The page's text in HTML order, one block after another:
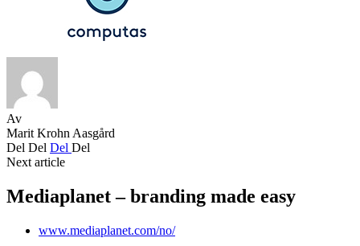
Av
Marit Krohn Aasgård
Del Del Del Del
Next article
Mediaplanet – branding made easy
www.mediaplanet.com/no/